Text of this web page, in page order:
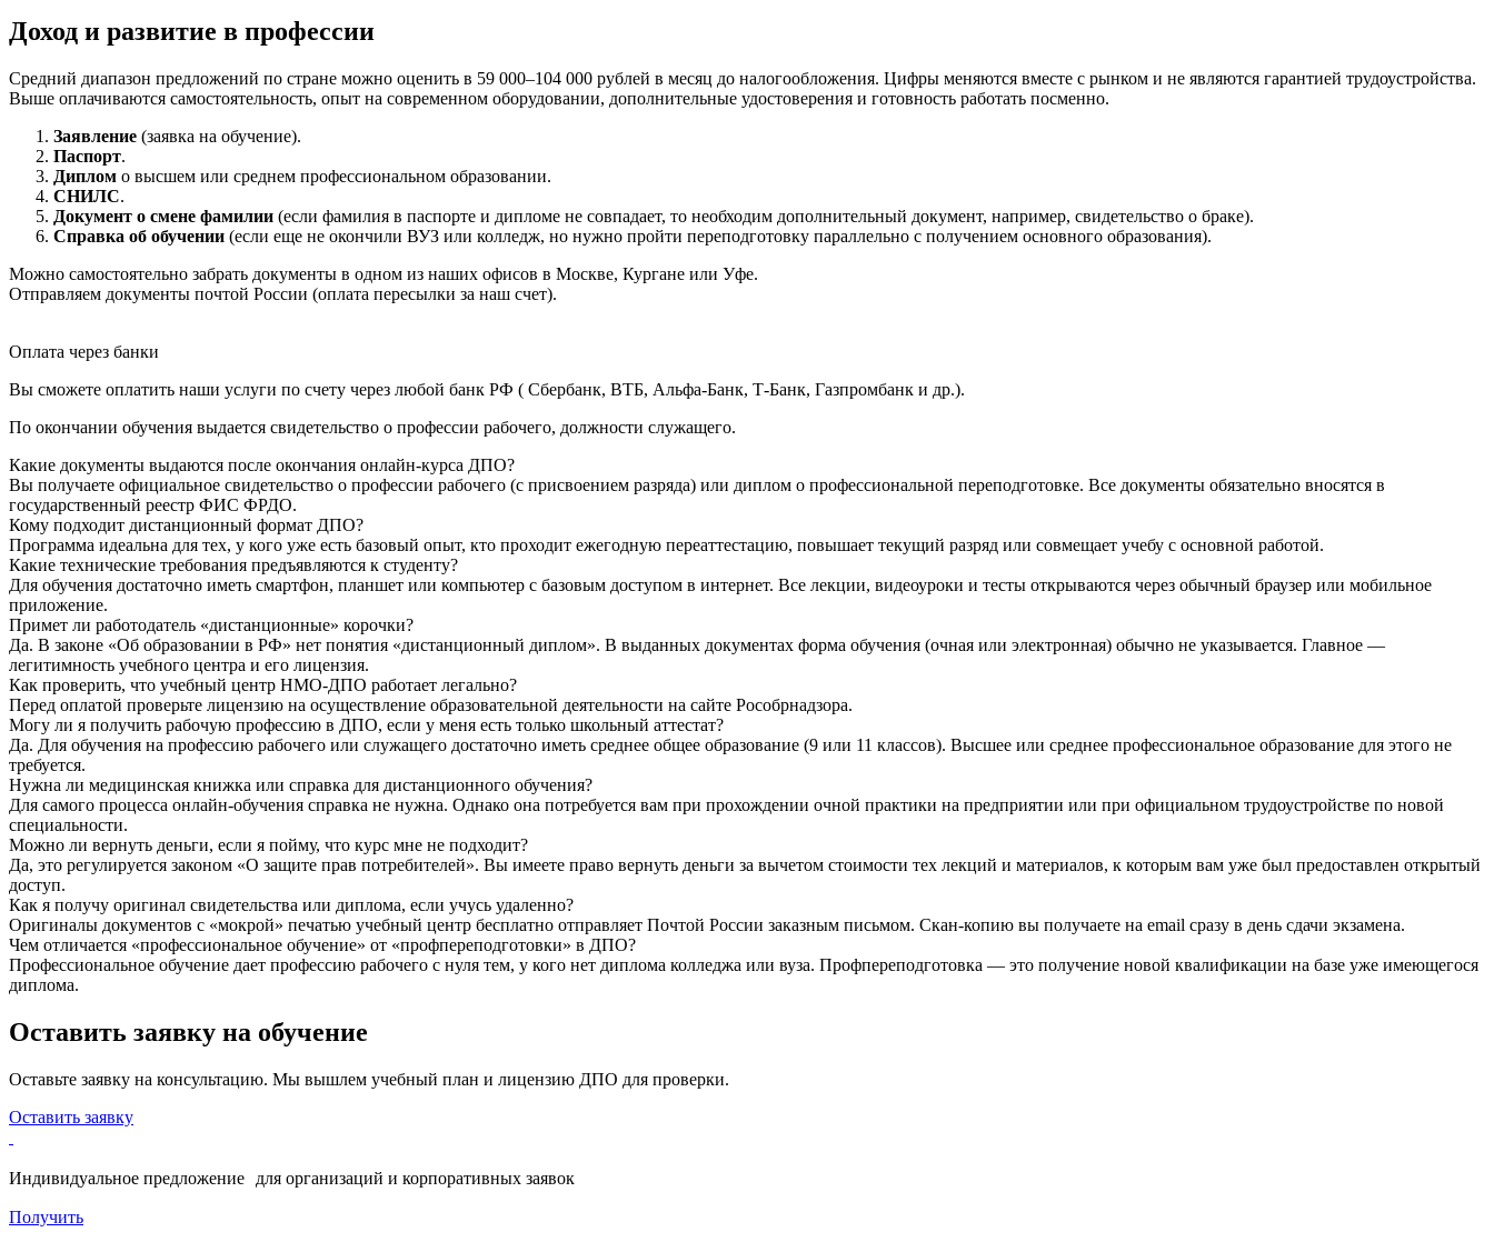
Доход и развитие в профессии
Средний диапазон предложений по стране можно оценить в 59 000–104 000 рублей в месяц до налогообложения. Цифры меняются вместе с рынком и не являются гарантией трудоустройства.
Выше оплачиваются самостоятельность, опыт на современном оборудовании, дополнительные удостоверения и готовность работать посменно.
Заявление (заявка на обучение).
Паспорт.
Диплом о высшем или среднем профессиональном образовании.
СНИЛС.
Документ о смене фамилии (если фамилия в паспорте и дипломе не совпадает, то необходим дополнительный документ, например, свидетельство о браке).
Справка об обучении (если еще не окончили ВУЗ или колледж, но нужно пройти переподготовку параллельно с получением основного образования).
Можно самостоятельно забрать документы в одном из наших офисов в Москве, Кургане или Уфе.
Отправляем документы почтой России (оплата пересылки за наш счет).
Оплата через банки
Вы сможете оплатить наши услуги по счету через любой банк РФ ( Сбербанк, ВТБ, Альфа-Банк, Т-Банк, Газпромбанк и др.).
По окончании обучения выдается свидетельство о профессии рабочего, должности служащего.
Какие документы выдаются после окончания онлайн-курса ДПО?
Вы получаете официальное свидетельство о профессии рабочего (с присвоением разряда) или диплом о профессиональной переподготовке. Все документы обязательно вносятся в
государственный реестр ФИС ФРДО.
Кому подходит дистанционный формат ДПО?
Программа идеальна для тех, у кого уже есть базовый опыт, кто проходит ежегодную переаттестацию, повышает текущий разряд или совмещает учебу с основной работой.
Какие технические требования предъявляются к студенту?
Для обучения достаточно иметь смартфон, планшет или компьютер с базовым доступом в интернет. Все лекции, видеоуроки и тесты открываются через обычный браузер или мобильное
приложение.
Примет ли работодатель «дистанционные» корочки?
Да. В законе «Об образовании в РФ» нет понятия «дистанционный диплом». В выданных документах форма обучения (очная или электронная) обычно не указывается. Главное —
легитимность учебного центра и его лицензия.
Как проверить, что учебный центр НМО-ДПО работает легально?
Перед оплатой проверьте лицензию на осуществление образовательной деятельности на сайте Рособрнадзора.
Могу ли я получить рабочую профессию в ДПО, если у меня есть только школьный аттестат?
Да. Для обучения на профессию рабочего или служащего достаточно иметь среднее общее образование (9 или 11 классов). Высшее или среднее профессиональное образование для этого не
требуется.
Нужна ли медицинская книжка или справка для дистанционного обучения?
Для самого процесса онлайн-обучения справка не нужна. Однако она потребуется вам при прохождении очной практики на предприятии или при официальном трудоустройстве по новой
специальности.
Можно ли вернуть деньги, если я пойму, что курс мне не подходит?
Да, это регулируется законом «О защите прав потребителей». Вы имеете право вернуть деньги за вычетом стоимости тех лекций и материалов, к которым вам уже был предоставлен открытый
доступ.
Как я получу оригинал свидетельства или диплома, если учусь удаленно?
Оригиналы документов с «мокрой» печатью учебный центр бесплатно отправляет Почтой России заказным письмом. Скан-копию вы получаете на email сразу в день сдачи экзамена.
Чем отличается «профессиональное обучение» от «профпереподготовки» в ДПО?
Профессиональное обучение дает профессию рабочего с нуля тем, у кого нет диплома колледжа или вуза. Профпереподготовка — это получение новой квалификации на базе уже имеющегося
диплома.
Оставить заявку на обучение
Оставьте заявку на консультацию. Мы вышлем учебный план и лицензию ДПО для проверки.
Оставить заявку
Индивидуальное предложение для организаций и корпоративных заявок
Получить